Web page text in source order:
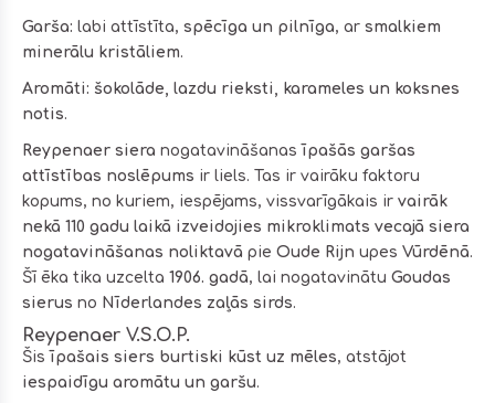
Garša: labi attīstīta, spēcīga un pilnīga, ar smalkiem
minerālu kristāliem.
Aromāti: šokolāde, lazdu rieksti, karameles un koksnes
notis.
Reypenaer siera nogatavināšanasīpašās garšas
attīstības noslēpums ir liels. Tas ir vairāku faktoru
kopums, no kuriem, iespējams, vissvarīgākais ir vairāk
nekā 110 gadu laikā izveidojies mikroklimats vecajā siera
nogatavināšanas noliktavā pie Oude Rijn upes Vūrdēnā.
Šī ēka tika uzcelta 1906. gadā, lai nogatavinātu Goudas
sierus no Nīderlandes zaļās sirds.
Reypenaer V.S.O.P.
Šisīpašais siers burtiski kūst uz mēles, atstājot
iespaidīgu aromātu un garšu.